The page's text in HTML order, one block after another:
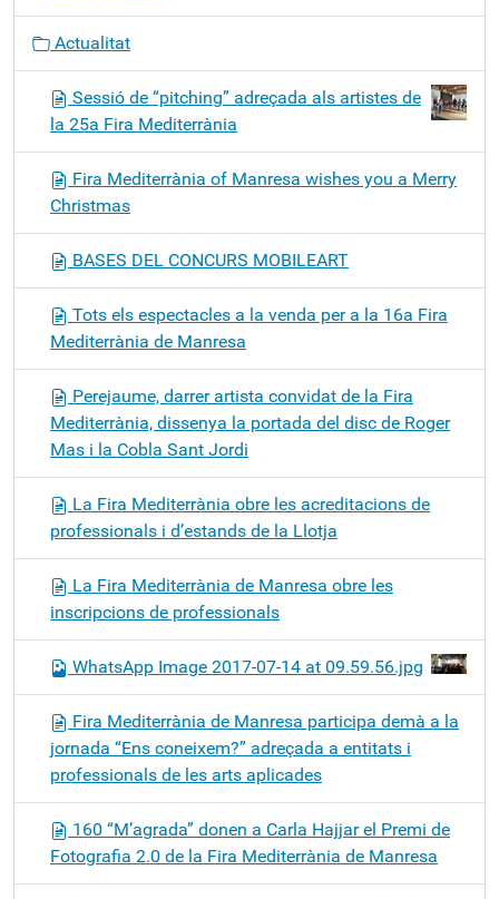
Actualitat
Sessió de “pitching” adreçada als artistes de
la 25a Fira Mediterrània
Fira Mediterrània of Manresa wishes you a Merry
Christmas
BASES DEL CONCURS MOBILEART
Tots els espectacles a la venda per a la 16a Fira
Mediterrània de Manresa
Perejaume, darrer artista convidat de la Fira
Mediterrània, dissenya la portada del disc de Roger
Mas i la Cobla Sant Jordi
La Fira Mediterrània obre les acreditacions de
professionals i d’estands de la Llotja
La Fira Mediterrània de Manresa obre les
inscripcions de professionals
WhatsApp Image 2017-07-14 at 09.59.56.jpg
Fira Mediterrània de Manresa participa demà a la
jornada “Ens coneixem?” adreçada a entitats i
professionals de les arts aplicades
160 “M’agrada” donen a Carla Hajjar el Premi de
Fotografia 2.0 de la Fira Mediterrània de Manresa